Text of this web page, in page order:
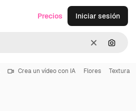
Borrar
Precios Iniciar sesión
Crea un vídeo con IA Flores Textura